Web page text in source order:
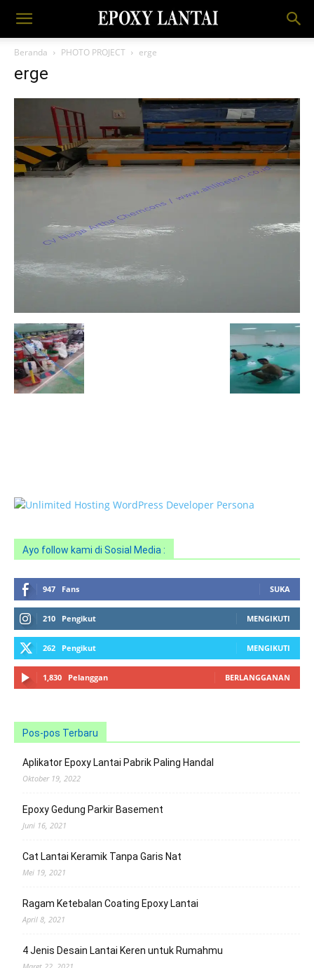
Beranda PHOTO PROJECT erge
erge
Ayo follow kami di Sosial Media :
947 Fans SUKA
210 Pengikut MENGIKUTI
262 Pengikut MENGIKUTI
1,830 Pelanggan BERLANGGANAN
Pos-pos Terbaru
Aplikator Epoxy Lantai Pabrik Paling Handal
Oktober 19, 2022
Epoxy Gedung Parkir Basement
Juni 16, 2021
Cat Lantai Keramik Tanpa Garis Nat
Mei 19, 2021
Ragam Ketebalan Coating Epoxy Lantai
April 8, 2021
4 Jenis Desain Lantai Keren untuk Rumahmu